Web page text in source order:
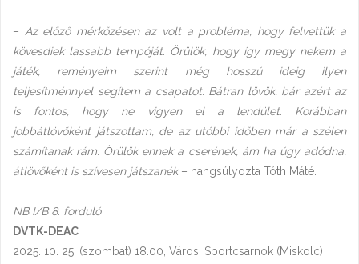
– Az előző mérkőzésen az volt a probléma, hogy felvettük a
kövesdiek lassabb tempóját. Örülök, hogy így megy nekem a
játék, reményeim szerint még hosszú ideig ilyen
teljesítménnyel segítem a csapatot. Bátran lövök, bár azért az
is fontos, hogy ne vigyen el a lendület. Korábban
jobbátlövőként játszottam, de az utóbbi időben már a szélen
számítanak rám. Örülök ennek a cserének, ám ha úgy adódna,
átlövőként is szívesen játszanék– hangsúlyozta Tóth Máté.
NB I/B 8. forduló
DVTK-DEAC
2025. 10. 25. (szombat) 18.00, Városi Sportcsarnok (Miskolc)